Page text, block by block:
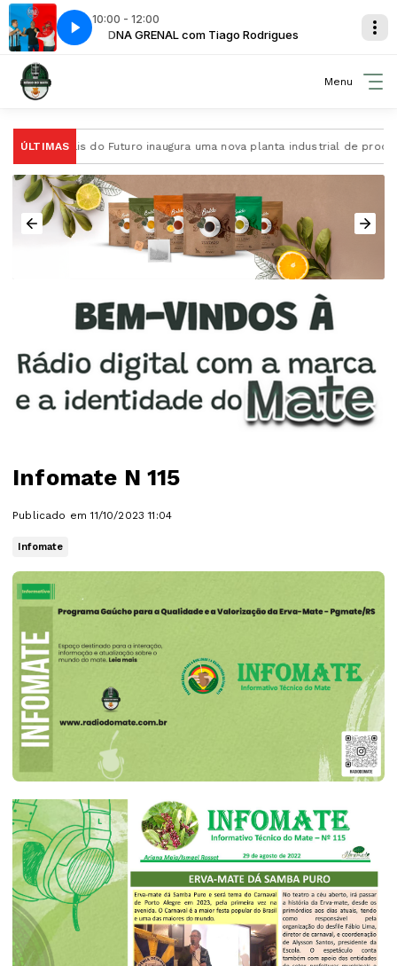
10:00 - 12:00
DNA GRENAL com Tiago Rodrigues
Spot Erva-Mate Tomelero
Menu
ÚLTIMAS
A Ervais do Futuro inaugura uma nova planta industrial de
Infomate N 115
Publicado em 11/10/2023 11:04
Infomate